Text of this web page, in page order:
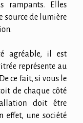
rampants. Elles
source de lumière
agréable, il est
représente au
ce fait, si vous le
de chaque côté
doit être
effet, une société